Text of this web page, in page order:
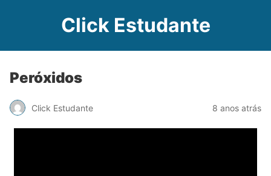
Click Estudante
Peróxidos
Click Estudante 8 anos atrás